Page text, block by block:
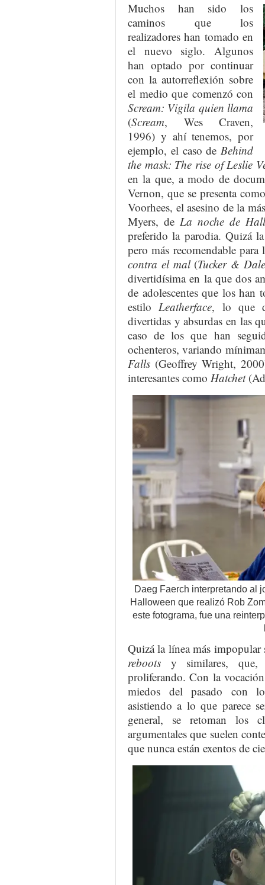
Muchos han sido los
caminos que los
realizadores han tomado en
el nuevo siglo. Algunos
han optado por continuar
con la autorreflexión sobre
el medio que comenzó con
Scream: Vigila quien llama
(Scream, Wes Craven,
1996) y ahí tenemos, por
ejemplo, el caso de Behind
the mask: The rise of Leslie
en la que, a modo de
Vernon, que se presenta
Voorhees, el asesino de la
Myers, de La noche de
preferido la parodia. Quizá
pero más recomendable
contra el mal(Tucker &
divertidísima en la que dos
de adolescentes que los han
estiloLeatherface, lo que
divertidas y absurdas en las
caso de los que han
ochenteros, variando
Falls (Geoffrey Wright,
interesantes como Hatchet
Daeg Faerch interpretando al
Halloween que realizó Rob
este fotograma, fue una
Quizá la línea más impopular
reboots y similares, que,
proliferando. Con la
miedos del pasado con
asistiendo a lo que parece
general, se retoman los
argumentales que suelen
que nunca están exentos de